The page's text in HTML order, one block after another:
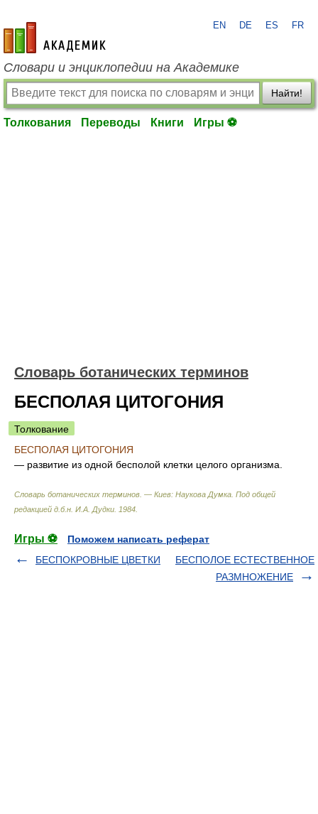
academic.ru
EN DE ES FR
Словари и энциклопедии на Академике
Найти!
Толкования Переводы Книги Игры ⚽
Словарь ботанических терминов
БЕСПОЛАЯ ЦИТОГОНИЯ
Толкование
БЕСПОЛАЯ ЦИТОГОНИЯ
— развитие из одной бесполой клетки целого организма.
Словарь ботанических терминов. — Киев: Наукова Думка Под общей
редакцией д.б.н. И.А. Дудки 1984
Игры ⚽
Поможем написать реферат
БЕСПОКРОВНЫЕ ЦВЕТКИ
БЕСПОЛОЕ ЕСТЕСТВЕННОЕ
РАЗМНОЖЕНИЕ